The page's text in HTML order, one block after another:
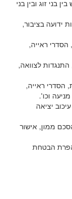
בני זוג ובין בני
ידועה בציבור,
ראייה,
התנגדות לצוואה,
הסדרי ראייה,
וכו'.
יציאה
ממון, אישור
הבטחת